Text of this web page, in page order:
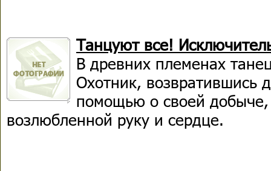
Танцуют все!
В древних племенах
Охотник, возвратившись
помощью о своей
возлюбленной руку и сердце.